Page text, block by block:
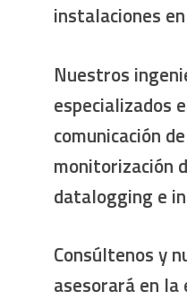
instalaciones
Nuestros
especializados
comunicación
monitorización
datalogging e
Consúltenos y
asesorará en la